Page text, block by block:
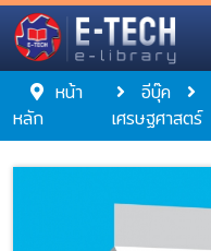
หน้า
หลัก
อีบุ๊ค
เศรษฐศาสตร์